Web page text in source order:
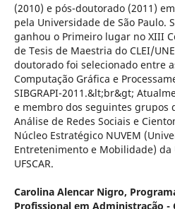
(2010) e pós-doutorado (2011)
pela Universidade de São Paulo.
ganhou o Primeiro lugar no XIII
de Tesis de Maestria do CLEI/
doutorado foi selecionado entre
Computação Gráfica e
SIBGRAPI-2011.&lt;br&gt;
e membro dos seguintes grupos
Análise de Redes Sociais e
Núcleo Estratégico NUVEM
Entretenimento e Mobilidade) da
UFSCAR.
Carolina Alencar Nigro,
Profissional em Administração -